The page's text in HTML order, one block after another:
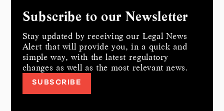
Subscribe to our Newsletter
Stay updated by receiving our Legal News
Alert that will provide you, in a quick and
simple way, with the latest regulatory
changes as well as the most relevant news.
SUBSCRIBE